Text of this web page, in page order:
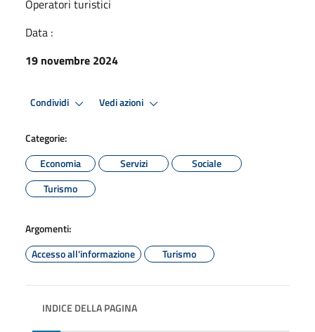
Operatori turistici
Data :
19 novembre 2024
Condividi Vedi azioni
Categorie:
Economia
Servizi
Sociale
Turismo
Argomenti:
Accesso all'informazione
Turismo
INDICE DELLA PAGINA